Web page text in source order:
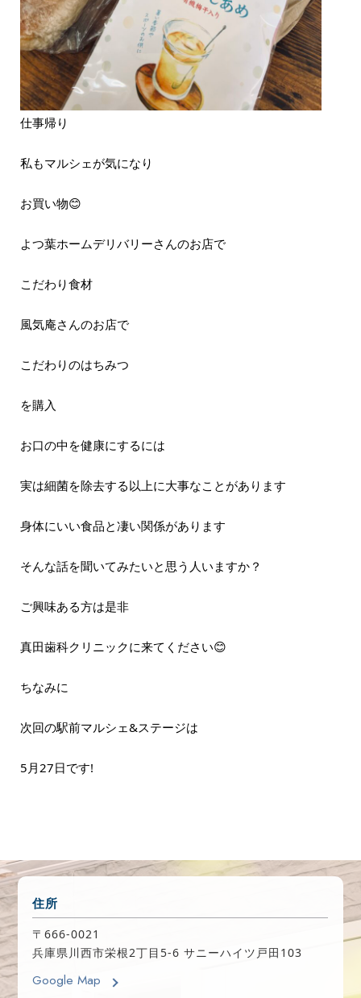
仕事帰り
私もマルシェが気になり
お買い物😊
よつ葉ホームデリバリーさんのお店で
こだわり食材
風気庵さんのお店で
こだわりのはちみつ
を購入
お口の中を健康にするには
実は細菌を除去する以上に大事なことがあります
身体にいい食品と凄い関係があります
そんな話を聞いてみたいと思う人いますか？
ご興味ある方は是非
真田歯科クリニックに来てください😊
ちなみに
次回の駅前マルシェ&ステージは
5月27日です!
住所
〒666-0021
兵庫県川西市栄根2丁目5-6 サニーハイツ戸田103
Google Map